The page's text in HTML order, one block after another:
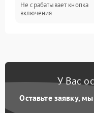
Не срабатывает кнопка
включения
Постоянные сбои в
У Вас
Оставьте заявку,